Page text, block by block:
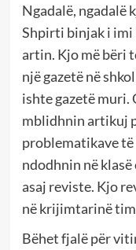
Ngadalë, ngadalë
Shpirti binjak i imi
artin. Kjo më bëri
një gazetë në
ishte gazetë muri.
mblidhnin artikuj
problematikave të
ndodhnin në
asaj reviste. Kjo
në krijimtarinë
Bëhet fjalë për